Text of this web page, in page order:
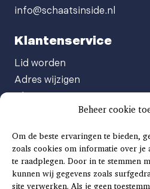
Beheer cookie
Om de beste ervaringen te bieden,
zoals cookies om informatie over
te raadplegen. Door in te stemmen
kunnen wij gegevens zoals
site verwerken. Als je geen
info@schaatsinside.nl
Klantenservice
Lid worden
Adres wijzigen
Abonnement opzeggen
Afgeven automatische
Factuur betalen
Klachtenformulier
Overige vragen